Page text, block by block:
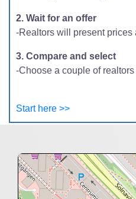
2. Wait for an offer
-Realtors will present prices
3. Compare and select
-Choose a couple of
Start here >>